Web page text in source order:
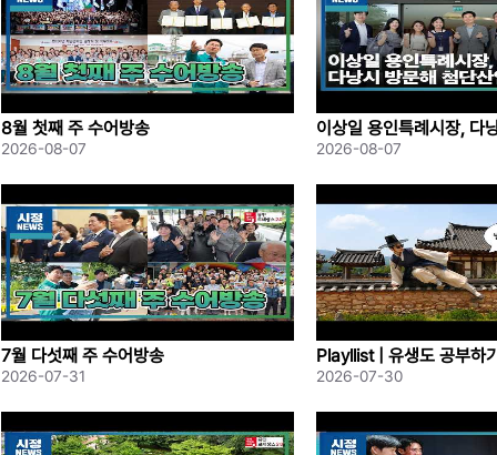
8월 첫째 주 수어방송
2026-08-07
이상일 용인특례시장, 다
산업 협력 모색
2026-08-07
7월 다섯째 주 수어방송
2026-07-31
Playllist | 유생도 공부하
2026-07-30